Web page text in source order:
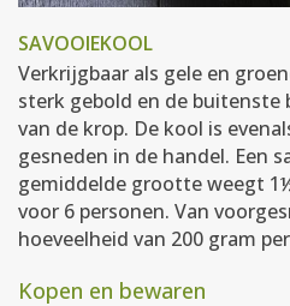
SAVOOIEKOOL
Verkrijgbaar als gele en
sterk gebold en de buitenste
van de krop. De kool is
gesneden in de handel. Een
gemiddelde grootte weegt
voor 6 personen. Van
hoeveelheid van 200 gram
Kopen en bewaren